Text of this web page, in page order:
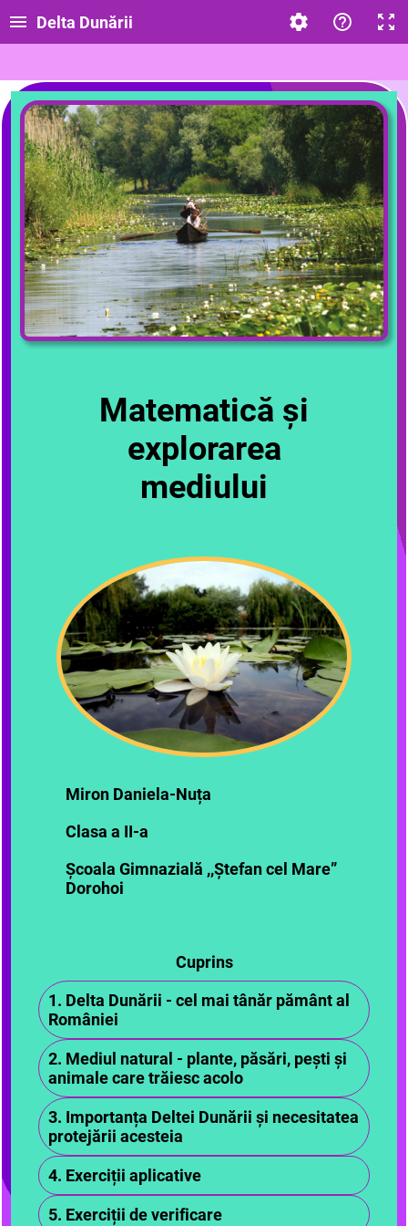
Delta Dunării
Matematică și
explorarea
mediului
Miron Daniela-Nuța
Clasa a II-a
Școala Gimnazială ,,Ștefan cel Mare”
Dorohoi
Cuprins
1. Delta Dunării - cel mai tânăr pământ al
României
2. Mediul natural - plante, păsări, pești și
animale care trăiesc acolo
3. Importanța Deltei Dunării și necesitatea
protejării acesteia
4. Exerciții aplicative
5. Exerciții de verificare